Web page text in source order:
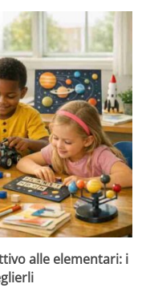
alle elementari: i